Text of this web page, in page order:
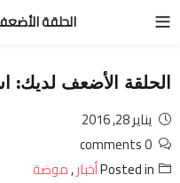
الحلقة
الحلقة الأضعف لديك:
يناير 28, 2016
0 comments
Posted inأخبار,موضة